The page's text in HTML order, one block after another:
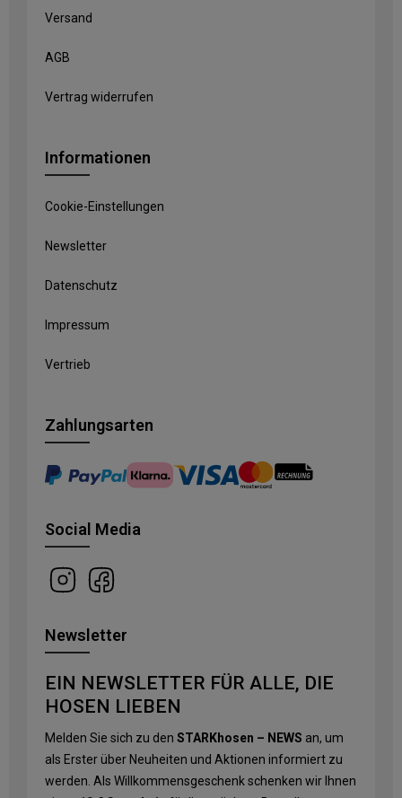
Versand
AGB
Vertrag widerrufen
Informationen
Cookie-Einstellungen
Newsletter
Datenschutz
Impressum
Vertrieb
Zahlungsarten
Social Media
Newsletter
EIN NEWSLETTER FÜR ALLE, DIE
HOSEN LIEBEN
Melden Sie sich zu den STARKhosen – NEWS an, um
als Erster über Neuheiten und Aktionen informiert zu
werden. Als Willkommensgeschenk schenken wir Ihnen